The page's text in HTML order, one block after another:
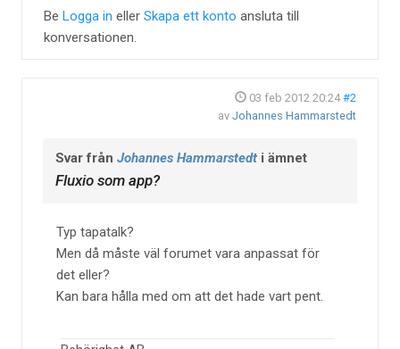
Be Logga in eller Skapa ett konto ansluta till
konversationen.
03 feb 2012 20:24 #2
av Johannes Hammarstedt
Svar från Johannes Hammarstedt i ämnet
Fluxio som app?
Typ tapatalk?
Men då måste väl forumet vara anpassat för
det eller?
Kan bara hålla med om att det hade vart pent.